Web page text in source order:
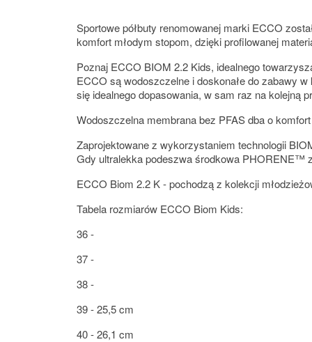
Sportowe półbuty renomowanej marki ECCO
komfort młodym stopom, dzięki profilowanej
Poznaj ECCO BIOM 2.2 Kids, idealnego
ECCO są wodoszczelne i doskonałe do zabawy
się idealnego dopasowania, w sam raz na kolejną
Wodoszczelna membrana bez PFAS dba o
Zaprojektowane z wykorzystaniem technologii
Gdy ultralekka podeszwa środkowa PHORENE™
ECCO Biom 2.2 K - pochodzą z kolekcji
Tabela rozmiarów ECCO Biom Kids:
36 -
37 -
38 -
39 - 25,5 cm
40 - 26,1 cm